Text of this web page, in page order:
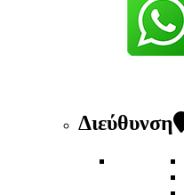
Διεύθυνση